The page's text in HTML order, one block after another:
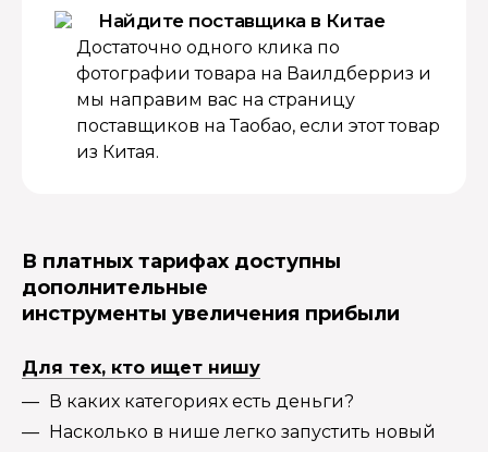
Найдите поставщика в Китае
Достаточно одного клика по
фотографии товара на Ваилдберриз и
мы направим вас на страницу
поставщиков на Таобао, если этот товар
из Китая.
В платных тарифах доступны
дополнительные
инструменты увеличения прибыли
Для тех, кто ищет нишу
В каких категориях есть деньги?
Насколько в нише легко запустить новый